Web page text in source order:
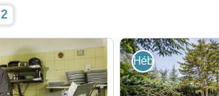
2
Restauration Hébergement -